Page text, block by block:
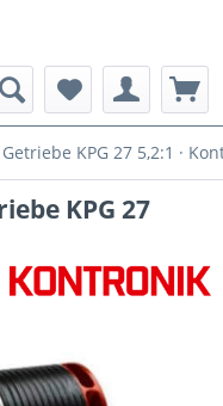
KPG 27 5,2:1 ·
KPG 27